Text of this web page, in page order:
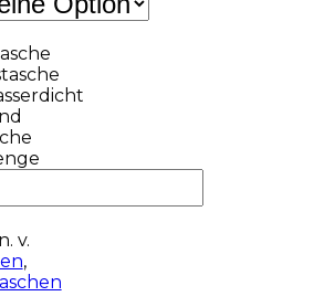
n. v.
,